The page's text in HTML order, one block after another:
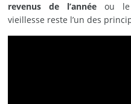
revenus de l’année ou le
vieillesse reste l’un des